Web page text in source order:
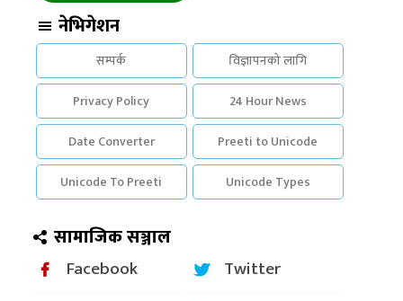
नेभिगेशन
सम्पर्क
विज्ञापनको लागि
Privacy Policy
24 Hour News
Date Converter
Preeti to Unicode
Unicode To Preeti
Unicode Types
सामाजिक सञ्जाल
Facebook
Twitter